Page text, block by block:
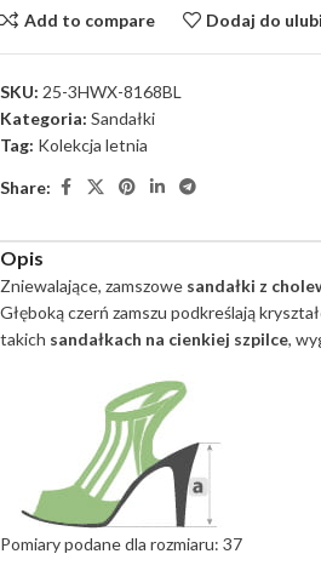
Add to compare Dodaj do
SKU: 25-3HWX-8168BL
Kategoria: Sandałki
Tag: Kolekcja letnia
Share:
Opis
Zniewalające, zamszowe sandałki z
Głęboką czerń zamszu podkreślają
takich sandałkach na cienkiej szpilce,
Pomiary podane dla rozmiaru: 37